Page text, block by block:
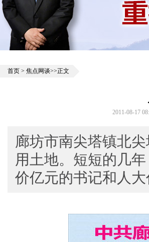
首页 > 焦点网谈>>正文
2011-08-17
廊坊市南尖塔镇北
用土地。短短的几
价亿元的书记和人